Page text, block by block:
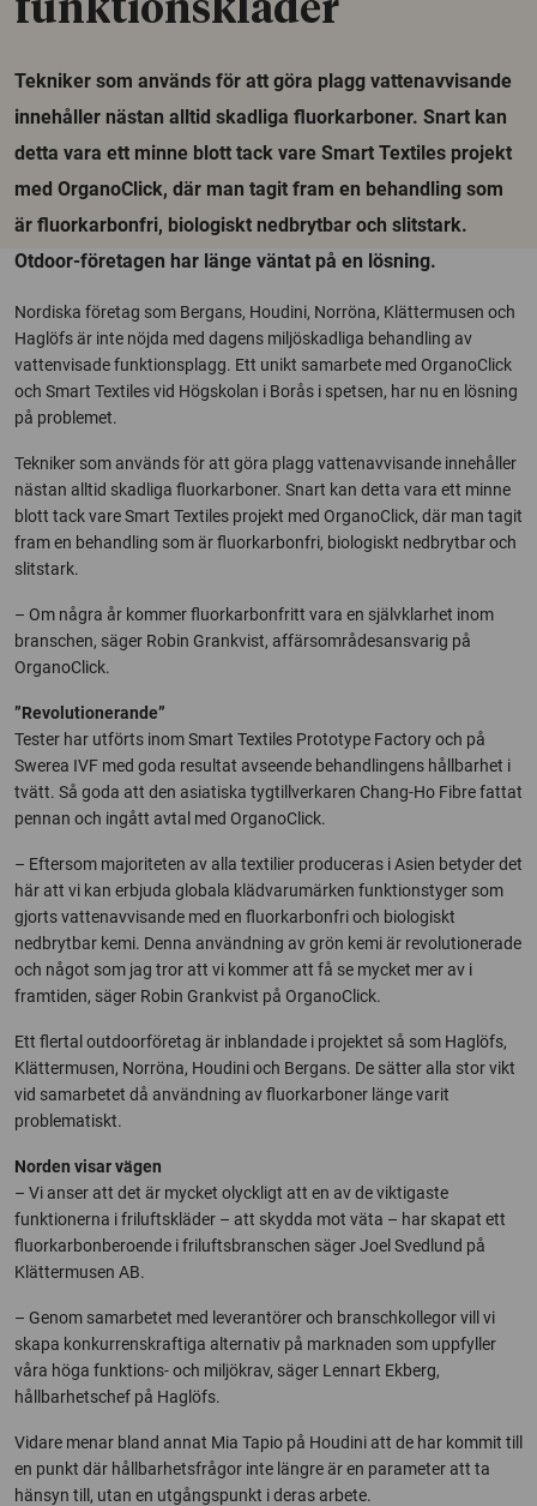
funktionskläder
Tekniker som används för att göra plagg vattenavvisande
innehåller nästan alltid skadliga fluorkarboner. Snart kan
detta vara ett minne blott tack vare Smart Textiles projekt
med OrganoClick, där man tagit fram en behandling som
är fluorkarbonfri, biologiskt nedbrytbar och slitstark.
Otdoor-företagen har länge väntat på en lösning.
Nordiska företag som Bergans, Houdini, Norröna, Klättermusen och
Haglöfs är inte nöjda med dagens miljöskadliga behandling av
vattenvisade funktionsplagg. Ett unikt samarbete med OrganoClick
och Smart Textiles vid Högskolan i Borås i spetsen, har nu en lösning
på problemet.
Tekniker som används för att göra plagg vattenavvisande innehåller
nästan alltid skadliga fluorkarboner. Snart kan detta vara ett minne
blott tack vare Smart Textiles projekt med OrganoClick, där man tagit
fram en behandling som är fluorkarbonfri, biologiskt nedbrytbar och
slitstark.
– Om några år kommer fluorkarbonfritt vara en självklarhet inom
branschen, säger Robin Grankvist, affärsområdesansvarig på
OrganoClick.
”Revolutionerande”
Tester har utförts inom Smart Textiles Prototype Factory och på
Swerea IVF med goda resultat avseende behandlingens hållbarhet i
tvätt. Så goda att den asiatiska tygtillverkaren Chang-Ho Fibre fattat
pennan och ingått avtal med OrganoClick.
– Eftersom majoriteten av alla textilier produceras i Asien betyder det
här att vi kan erbjuda globala klädvarumärken funktionstyger som
gjorts vattenavvisande med en fluorkarbonfri och biologiskt
nedbrytbar kemi. Denna användning av grön kemi är revolutionerade
och något som jag tror att vi kommer att få se mycket mer av i
framtiden, säger Robin Grankvist på OrganoClick.
Ett flertal outdoorföretag är inblandade i projektet så som Haglöfs,
Klättermusen, Norröna, Houdini och Bergans. De sätter alla stor vikt
vid samarbetet då användning av fluorkarboner länge varit
problematiskt.
Norden visar vägen
– Vi anser att det är mycket olyckligt att en av de viktigaste
funktionerna i friluftskläder – att skydda mot väta – har skapat ett
fluorkarbonberoende i friluftsbranschen säger Joel Svedlund på
Klättermusen AB.
– Genom samarbetet med leverantörer och branschkollegor vill vi
skapa konkurrenskraftiga alternativ på marknaden som uppfyller
våra höga funktions- och miljökrav, säger Lennart Ekberg,
hållbarhetschef på Haglöfs.
Vidare menar bland annat Mia Tapio på Houdini att de har kommit till
en punkt där hållbarhetsfrågor inte längre är en parameter att ta
hänsyn till, utan en utgångspunkt i deras arbete.